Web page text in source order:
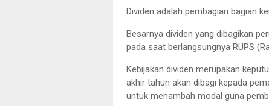
Dividen adalah pembagian bagian
Besarnya dividen yang dibagikan
pada saat berlangsungnya RUPS
Kebijakan dividen merupakan
akhir tahun akan dibagi kepada
untuk menambah modal guna